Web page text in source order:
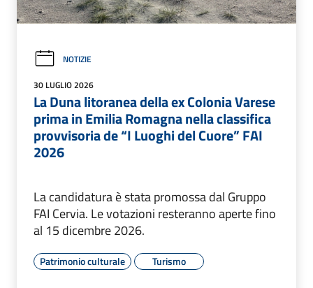
NOTIZIE
30 LUGLIO 2026
La Duna litoranea della ex Colonia Varese
prima in Emilia Romagna nella classifica
provvisoria de “I Luoghi del Cuore” FAI
2026
La candidatura è stata promossa dal Gruppo
FAI Cervia. Le votazioni resteranno aperte fino
al 15 dicembre 2026.
Patrimonio culturale Turismo